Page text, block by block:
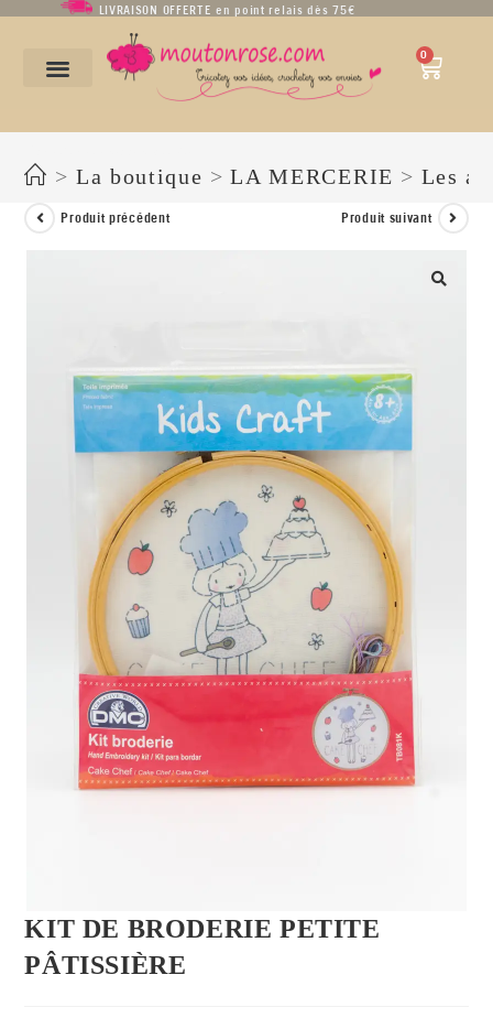
LIVRAISON OFFERTE en point relais dès 75€
0
> La boutique > LA MERCERIE > Les
Produit précédent Produit suivant
KIT DE BRODERIE PETITE
PÂTISSIÈRE